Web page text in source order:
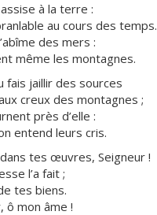
à la terre :
au cours des temps.
des mers :
même les montagnes.
fais jaillir des sources
creux des montagnes ;
près d’elle :
entend leurs cris.
tes œuvres, Seigneur !
l’a fait ;
tes biens.
ô mon âme !